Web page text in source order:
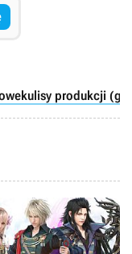
kulisy produkcji